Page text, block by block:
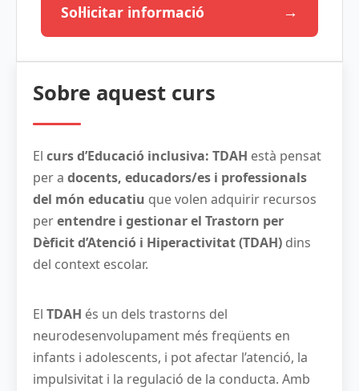
Sol·licitar informació →
Sobre aquest curs
El curs d’Educació inclusiva: TDAH està pensat
per a docents, educadors/es i professionals
del món educatiu que volen adquirir recursos
perentendre i gestionar el Trastorn per
Dèficit d’Atenció i Hiperactivitat (TDAH) dins
del context escolar.
El TDAH és un dels trastorns del
neurodesenvolupament més freqüents en
infants i adolescents, i pot afectar l’atenció, la
impulsivitat i la regulació de la conducta. Amb